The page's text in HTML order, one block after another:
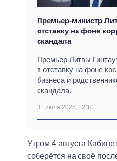
Премьер-министр
отставку на фоне
скандала
Премьер Литвы
в отставку на фоне
бизнеса и
скандала.
31 июля 2025, 12:10
Утром 4 августа
соберётся на своё